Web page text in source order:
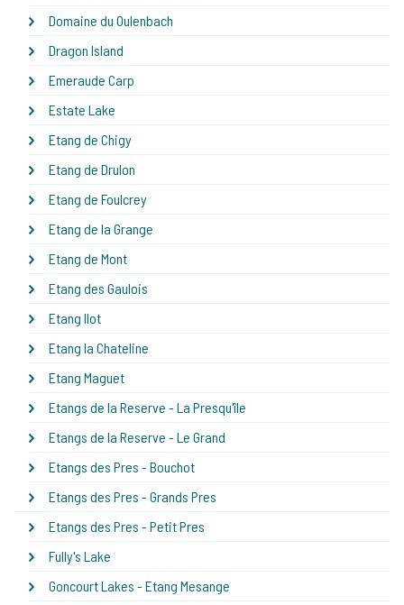
Domaine du Oulenbach
Dragon Island
Emeraude Carp
Estate Lake
Etang de Chigy
Etang de Drulon
Etang de Foulcrey
Etang de la Grange
Etang de Mont
Etang des Gaulois
Etang Ilot
Etang la Chateline
Etang Maguet
Etangs de la Reserve - La Presqu'île
Etangs de la Reserve - Le Grand
Etangs des Pres - Bouchot
Etangs des Pres - Grands Pres
Etangs des Pres - Petit Pres
Fully's Lake
Goncourt Lakes - Etang Mesange